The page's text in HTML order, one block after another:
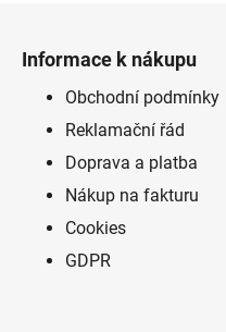
Informace k nákupu
Obchodní podmínky
Reklamační řád
Doprava a platba
Nákup na fakturu
Cookies
GDPR